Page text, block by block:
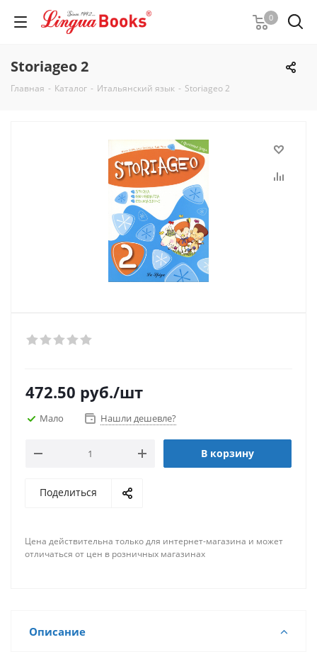
0
Storiageo 2
Главная - Каталог - Итальянский язык - Storiageo 2
472.50 руб./шт
Мало Нашли дешевле?
В корзину
Поделиться
Цена действительна только для интернет-магазина и может
отличаться от цен в розничных магазинах
Описание